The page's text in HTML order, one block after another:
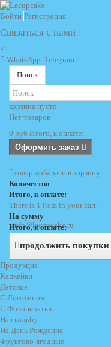
Войти Регистрация
info@lacupcake.ru
+7 (495) 729 69 62
+7 (903)
Связаться с нами
×
WhatsApp Telegram
Поиск
корзина пусто
Нет товаров
0 руб Итого, к оплате:
Оформить заказ
товар добавлен в корзину
Количество
Итого, к оплате:
There is 1 item in your cart.
На сумму
Итого, к оплате:
продолжить покупки
Продукция
Капкейки
Детские
С Логотипом
С Фотопечатью
На свадьбу
На День Рождения
Фруктово-ягодные